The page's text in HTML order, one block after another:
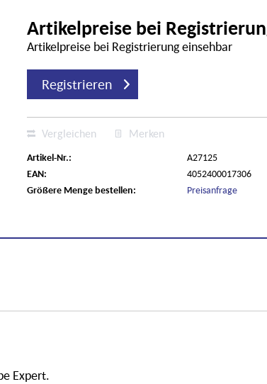
Artikelpreise bei
Artikelpreise bei Registrierung einsehbar
Registrieren
Vergleichen Merken
Artikel-Nr.:
A27125
EAN:
4052400017306
Größere Menge bestellen:
Preisanfrage
Expert.